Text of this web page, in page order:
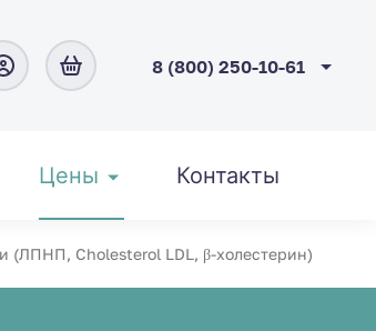
8 (800) 250-10-61
Цены Контакты
(ЛПНП, Cholesterol LDL, β-холестерин)